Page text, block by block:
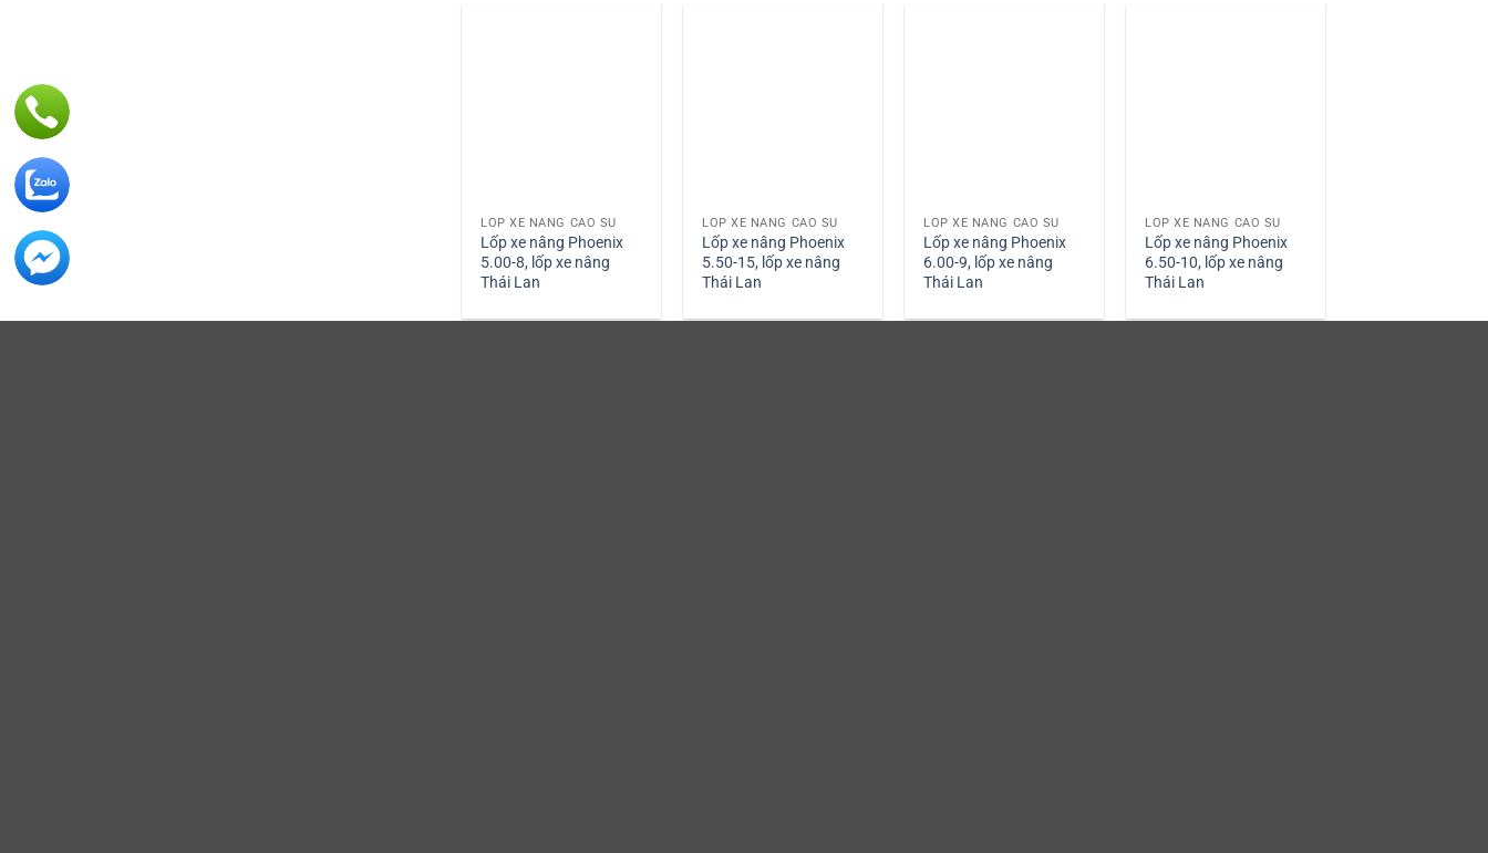
LỐP XE NÂNG CAO SU
Lốp xe nâng Phoenix
5.00-8, lốp xe nâng
Thái Lan
LỐP XE NÂNG CAO SU
Lốp xe nâng Phoenix
5.50-15, lốp xe nâng
Thái Lan
LỐP XE NÂNG CAO SU
Lốp xe nâng Phoenix
6.00-9, lốp xe nâng
Thái Lan
LỐP XE NÂNG CAO SU
Lốp xe nâng Phoenix
6.50-10, lốp xe nâng
Thái Lan